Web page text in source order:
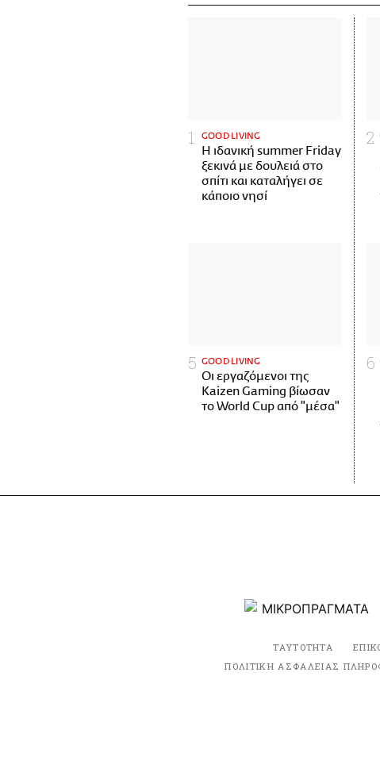
GOOD LIVING
Η ιδανική summer Friday
ξεκινά με δουλειά στο
σπίτι και καταλήγει σε
κάποιο νησί
GOOD LIVING
Οι εργαζόμενοι της
Kaizen Gaming βίωσαν
το World Cup από "μέσα"
ΤΑΥΤΟΤΗΤΑ
ΠΟΛΙΤΙΚΗ ΑΣΦΑΛΕΙΑΣ